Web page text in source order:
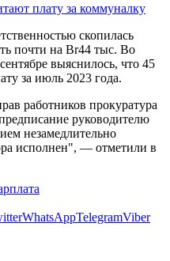
плату за коммуналку
скопилась
почти на Br44 тыс. Во
выяснилось, что 45
за июль 2023 года.
работников прокуратура
руководителю
незамедлительно
исполнен", — отметили в
WhatsAppTelegramViber